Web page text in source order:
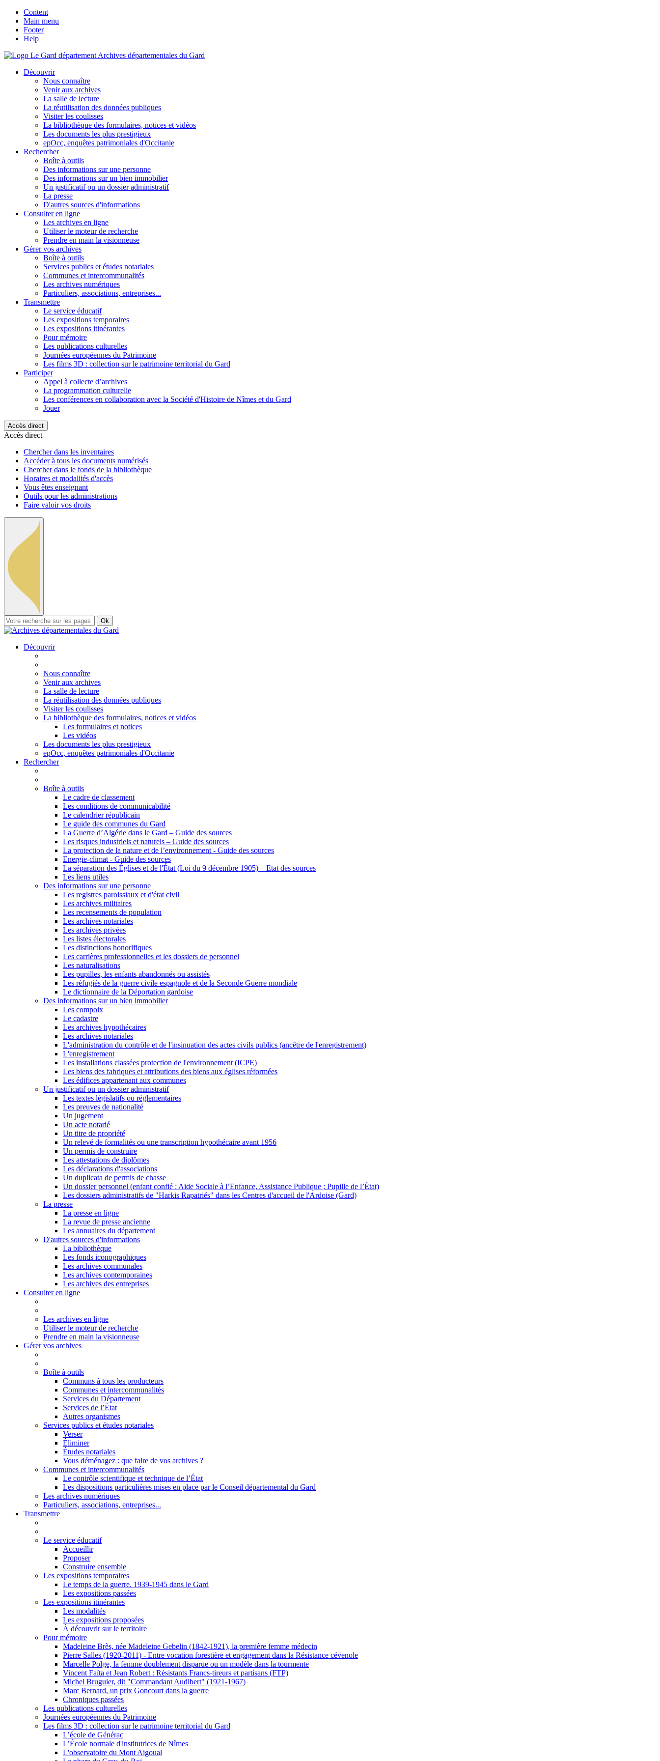
Content
Main menu
Footer
Help
Archives départementales du Gard
Découvrir
Nous connaître
Venir aux archives
La salle de lecture
La réutilisation des données publiques
Visiter les coulisses
La bibliothèque des formulaires, notices et vidéos
Les documents les plus prestigieux
epOcc, enquêtes patrimoniales d'Occitanie
Rechercher
Boîte à outils
Des informations sur une personne
Des informations sur un bien immobilier
Un justificatif ou un dossier administratif
La presse
D'autres sources d'informations
Consulter en ligne
Les archives en ligne
Utiliser le moteur de recherche
Prendre en main la visionneuse
Gérer vos archives
Boîte à outils
Services publics et études notariales
Communes et intercommunalités
Les archives numériques
Particuliers, associations, entreprises...
Transmettre
Le service éducatif
Les expositions temporaires
Les expositions itinérantes
Pour mémoire
Les publications culturelles
Journées européennes du Patrimoine
Les films 3D : collection sur le patrimoine territorial du Gard
Participer
Appel à collecte d’archives
La programmation culturelle
Les conférences en collaboration avec la Société d'Histoire de Nîmes et du Gard
Jouer
Accès direct
Accès direct
Chercher dans les inventaires
Accéder à tous les documents numérisés
Chercher dans le fonds de la bibliothèque
Horaires et modalités d'accès
Vous êtes enseignant
Outils pour les administrations
Faire valoir vos droits
Ok
Découvrir
Nous connaître
Venir aux archives
La salle de lecture
La réutilisation des données publiques
Visiter les coulisses
La bibliothèque des formulaires, notices et vidéos
Les formulaires et notices
Les vidéos
Les documents les plus prestigieux
epOcc, enquêtes patrimoniales d'Occitanie
Rechercher
Boîte à outils
Le cadre de classement
Les conditions de communicabilité
Le calendrier républicain
Le guide des communes du Gard
La Guerre d’Algérie dans le Gard – Guide des sources
Les risques industriels et naturels – Guide des sources
La protection de la nature et de l’environnement - Guide des sources
Energie-climat - Guide des sources
La séparation des Églises et de l'État (Loi du 9 décembre 1905) – Etat des sources
Les liens utiles
Des informations sur une personne
Les registres paroissiaux et d'état civil
Les archives militaires
Les recensements de population
Les archives notariales
Les archives privées
Les listes électorales
Les distinctions honorifiques
Les carrières professionnelles et les dossiers de personnel
Les naturalisations
Les pupilles, les enfants abandonnés ou assistés
Les réfugiés de la guerre civile espagnole et de la Seconde Guerre mondiale
Le dictionnaire de la Déportation gardoise
Des informations sur un bien immobilier
Les compoix
Le cadastre
Les archives hypothécaires
Les archives notariales
L'administration du contrôle et de l'insinuation des actes civils publics (ancêtre de l'enregistrement)
L'enregistrement
Les installations classées protection de l'environnement (ICPE)
Les biens des fabriques et attributions des biens aux églises réformées
Les édifices appartenant aux communes
Un justificatif ou un dossier administratif
Les textes législatifs ou réglementaires
Les preuves de nationalité
Un jugement
Un acte notarié
Un titre de propriété
Un relevé de formalités ou une transcription hypothécaire avant 1956
Un permis de construire
Les attestations de diplômes
Les déclarations d'associations
Un duplicata de permis de chasse
Un dossier personnel (enfant confié : Aide Sociale à l’Enfance, Assistance Publique ; Pupille de l’État)
Les dossiers administratifs de "Harkis Rapatriés" dans les Centres d'accueil de l'Ardoise (Gard)
La presse
La presse en ligne
La revue de presse ancienne
Les annuaires du département
D'autres sources d'informations
La bibliothèque
Les fonds iconographiques
Les archives communales
Les archives contemporaines
Les archives des entreprises
Consulter en ligne
Les archives en ligne
Utiliser le moteur de recherche
Prendre en main la visionneuse
Gérer vos archives
Boîte à outils
Communs à tous les producteurs
Communes et intercommunalités
Services du Département
Services de l’État
Autres organismes
Services publics et études notariales
Verser
Éliminer
Études notariales
Vous déménagez : que faire de vos archives ?
Communes et intercommunalités
Le contrôle scientifique et technique de l’État
Les dispositions particulières mises en place par le Conseil départemental du Gard
Les archives numériques
Particuliers, associations, entreprises...
Transmettre
Le service éducatif
Accueillir
Proposer
Construire ensemble
Les expositions temporaires
Le temps de la guerre. 1939-1945 dans le Gard
Les expositions passées
Les expositions itinérantes
Les modalités
Les expositions proposées
À découvrir sur le territoire
Pour mémoire
Madeleine Brès, née Madeleine Gebelin (1842-1921), la première femme médecin
Pierre Salles (1920-2011) - Entre vocation forestière et engagement dans la Résistance cévenole
Marcelle Polge, la femme doublement disparue ou un modèle dans la tourmente
Vincent Faïta et Jean Robert : Résistants Francs-tireurs et partisans (FTP)
Michel Bruguier, dit "Commandant Audibert" (1921-1967)
Marc Bernard, un prix Goncourt dans la guerre
Chroniques passées
Les publications culturelles
Journées européennes du Patrimoine
Les films 3D : collection sur le patrimoine territorial du Gard
L’école de Générac
L’École normale d'institutrices de Nîmes
L'observatoire du Mont Aigoual